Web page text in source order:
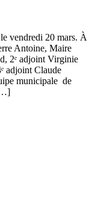
vendredi 20 mars. À
Antoine, Maire
2ᵉ adjoint Virginie
adjoint Claude
municipale de